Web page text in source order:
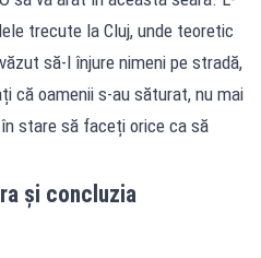
trecute la Cluj, unde teoretic
să-l înjure nimeni pe stradă,
că oamenii s-au săturat, nu mai
stare să faceți orice ca să
și concluzia